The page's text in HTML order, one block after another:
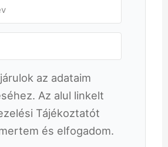
az adataim
Az alul linkelt
Tájékoztatót
és elfogadom.